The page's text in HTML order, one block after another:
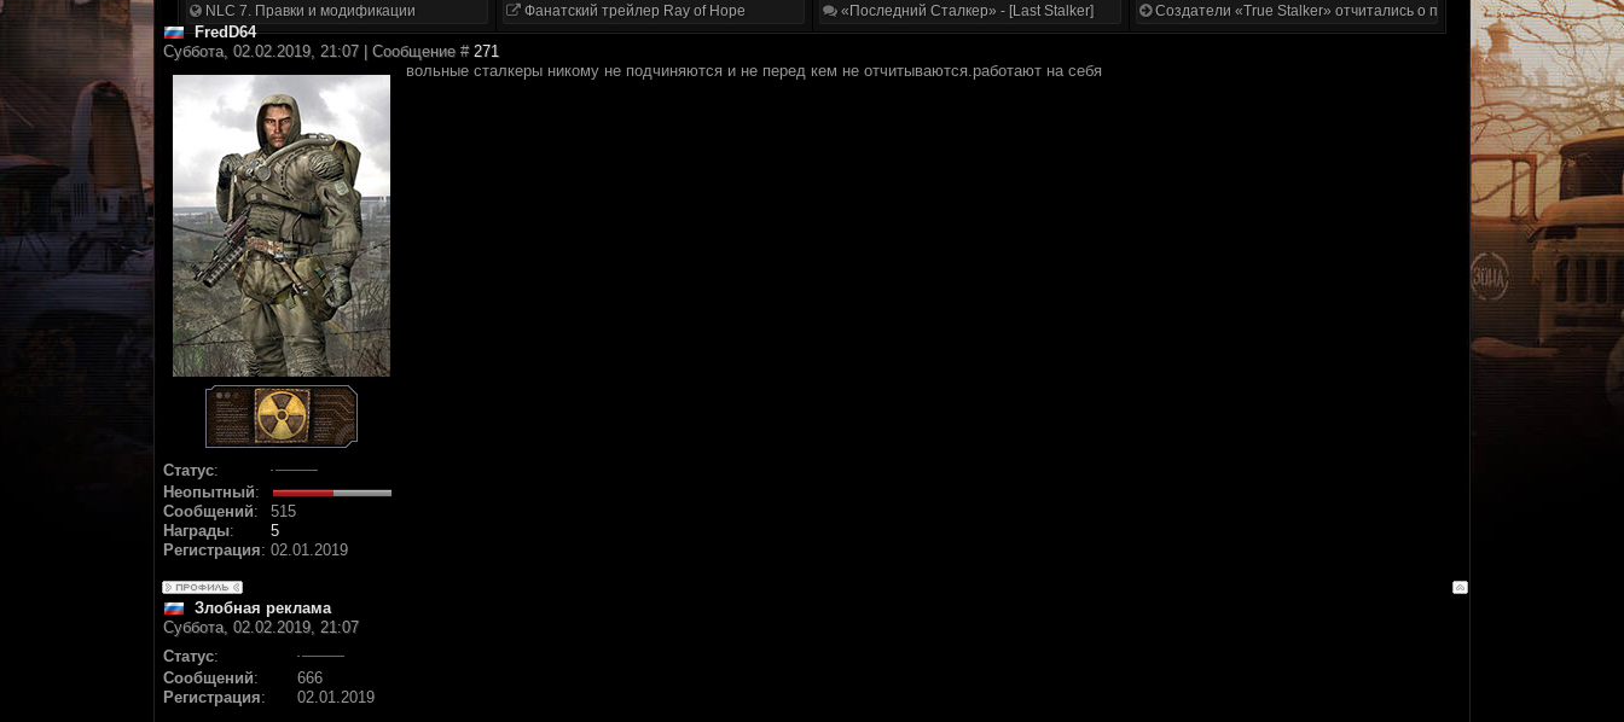
NLC 7. Правки и модификации
Фанатский трейлер Ray of Hope
«Последний Сталкер» - [Last Stalker]
Создатели «True Stalker» отчитались о проделанной работе
FredD64
Суббота, 02.02.2019, 21:07 | Сообщение # 271
Статус:
Неопытный:
Сообщений:
515
Награды:
5
Регистрация: 02.01.2019
вольные сталкеры никому не подчиняются и не перед кем не отчитываются.работают на себя
Злобная реклама
Суббота, 02.02.2019, 21:07
Статус:
Сообщений:
666
Регистрация: 02.01.2019